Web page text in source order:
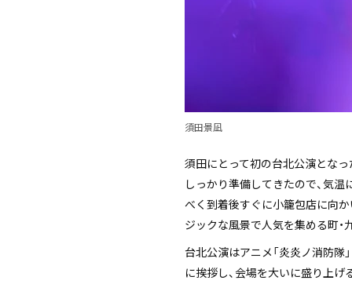
須田景凪
須田にとって初の台北公演とな
しっかり準備してきたので、気
べく到着後すぐに小籠包店に向か
ジックな風景で人気を集める町・
台北公演はアニメ「炎炎ノ消防隊
に挨拶し、会場を大いに盛り上